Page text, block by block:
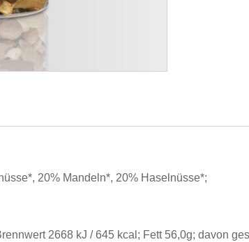
20% Mandeln*, 20% Haselnüsse*;
2668 kJ / 645 kcal; Fett 56,0g; davon